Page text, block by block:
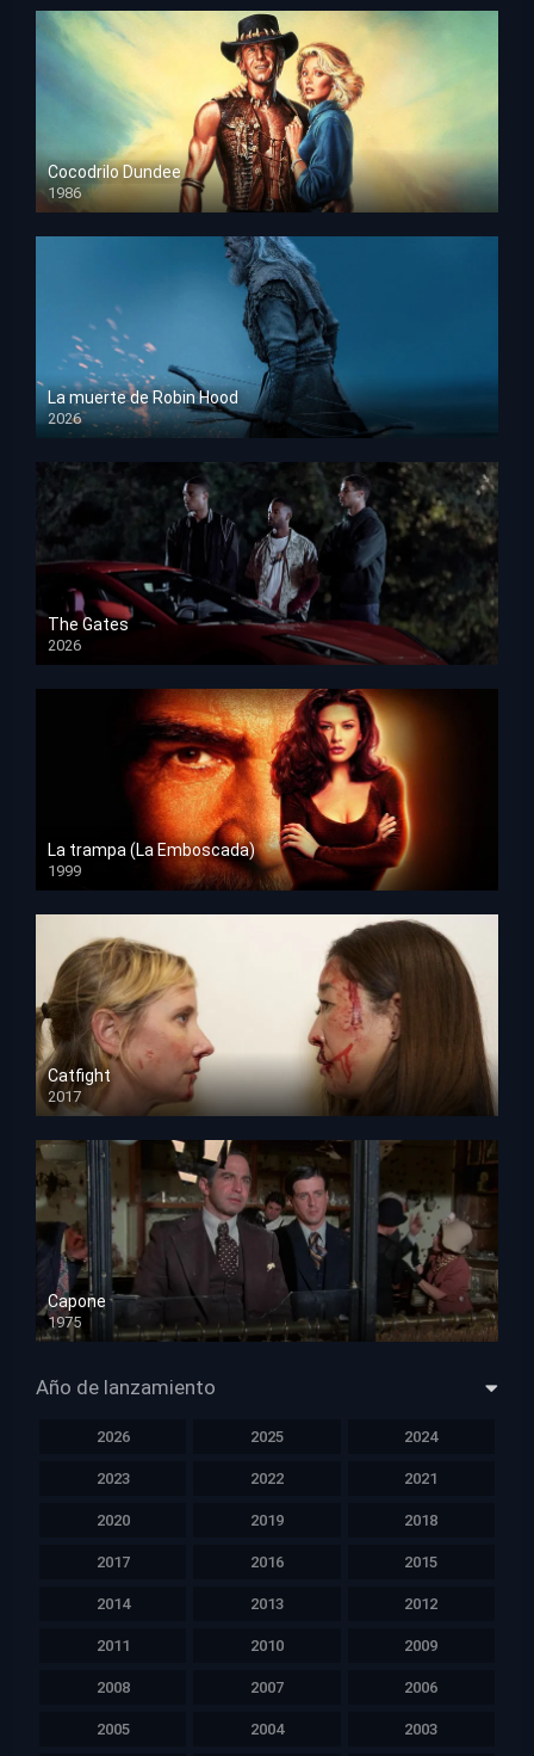
Cocodrilo Dundee
1986
HD 1080p
La muerte de Robin Hood
2026
HD 1080p
The Gates
2026
HD 1080p
La trampa (La Emboscada)
1999
HD 1080p
Catfight
2017
HD 720p
Capone
1975
HD 1080p
Año de lanzamiento
2026 2025 2024
2023 2022 2021
2020 2019 2018
2017 2016 2015
2014 2013 2012
2011 2010 2009
2008 2007 2006
2005 2004 2003